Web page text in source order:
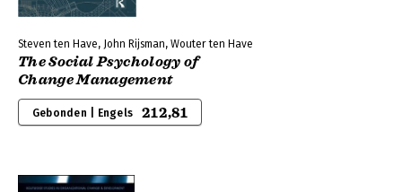
Steven ten Have, John Rijsman, Wouter ten Have
The Social Psychology of
Change Management
Gebonden | Engels 212,81